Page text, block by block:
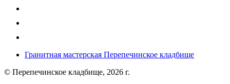
Гранитная мастерская Перепечинское кладбище
© Перепечинское кладбище, 2026 г.